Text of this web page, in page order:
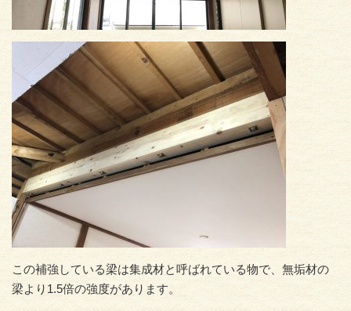
この補強している梁は集成材と呼ばれている物で、無垢材の
梁より1.5倍の強度があります。